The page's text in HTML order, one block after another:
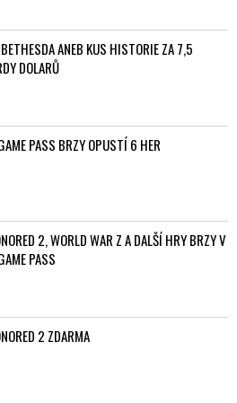
ANEB KUS HISTORIE ZA 7,5
DOLARŮ
PASS BRZY OPUSTÍ 6 HER
2, WORLD WAR Z A DALŠÍ HRY BRZY V
PASS
2 ZDARMA